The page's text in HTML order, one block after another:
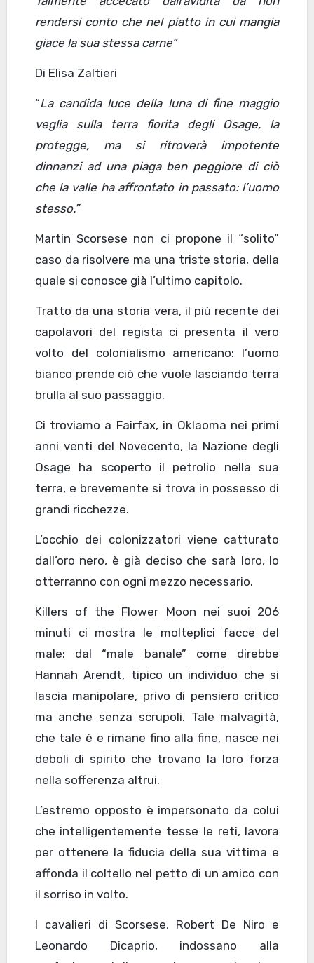
rendersi conto che nel piatto in cui mangia
giace la sua stessa carne”
Di Elisa Zaltieri
“La candida luce della luna di fine maggio
veglia sulla terra fiorita degli Osage, la
protegge, ma si ritroverà impotente
dinnanzi ad una piaga ben peggiore di ciò
che la valle ha affrontato in passato: l’uomo
stesso.”
Martin Scorsese non ci propone il “solito”
caso da risolvere ma una triste storia, della
quale si conosce già l’ultimo capitolo.
Tratto da una storia vera, il più recente dei
capolavori del regista ci presenta il vero
volto del colonialismo americano: l’uomo
bianco prende ciò che vuole lasciando terra
brulla al suo passaggio.
Ci troviamo a Fairfax, in Oklaoma nei primi
anni venti del Novecento, la Nazione degli
Osage ha scoperto il petrolio nella sua
terra, e brevemente si trova in possesso di
grandi ricchezze.
L’occhio dei colonizzatori viene catturato
dall’oro nero, è già deciso che sarà loro, lo
otterranno con ogni mezzo necessario.
Killers of the Flower Moon nei suoi 206
minuti ci mostra le molteplici facce del
male: dal “male banale” come direbbe
Hannah Arendt, tipico un individuo che si
lascia manipolare, privo di pensiero critico
ma anche senza scrupoli. Tale malvagità,
che tale è e rimane fino alla fine, nasce nei
deboli di spirito che trovano la loro forza
nella sofferenza altrui.
L’estremo opposto è impersonato da colui
che intelligentemente tesse le reti, lavora
per ottenere la fiducia della sua vittima e
affonda il coltello nel petto di un amico con
il sorriso in volto.
I cavalieri di Scorsese, Robert De Niro e
Leonardo Dicaprio, indossano alla